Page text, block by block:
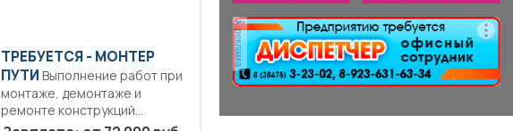
ТРЕБУЕТСЯ - МОНТЕР
ПУТИ
монтаже, демонтаже и
ремонте конструкций
верхнего...
реклама